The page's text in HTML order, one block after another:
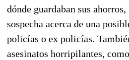
dónde guardaban sus
sospecha acerca de una
policías o ex policías.
asesinatos horripilantes,